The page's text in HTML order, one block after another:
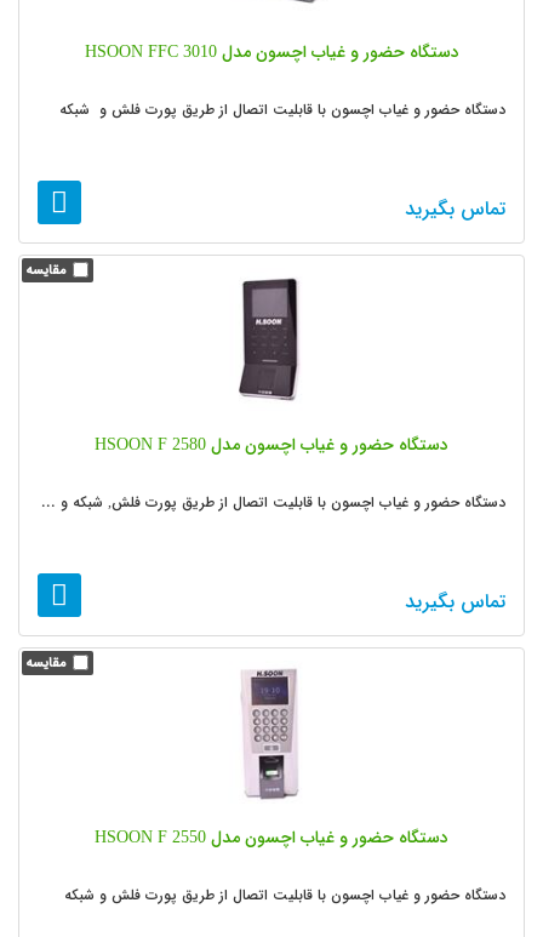
دستگاه حضور و غیاب اچسون مدل HSOON FFC 3010
دستگاه حضور و غیاب اچسون با قابلیت اتصال از طریق پورت فلش و شبکه
تماس بگیرید
دستگاه حضور و غیاب اچسون مدل HSOON F 2580
دستگاه حضور و غیاب اچسون با قابلیت اتصال از طریق پورت فلش, شبکه و ...
تماس بگیرید
دستگاه حضور و غیاب اچسون مدل HSOON F 2550
دستگاه حضور و غیاب اچسون با قابلیت اتصال از طریق پورت فلش و شبکه